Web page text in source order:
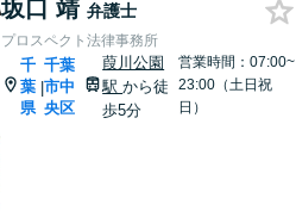
坂口 靖 弁護士
プロスペクト法律事務所
千
葉
県
|
千葉
市中
央区
葭川公園
駅から徒
歩5分
営業時間：07:00~
23:00（土日祝
日）